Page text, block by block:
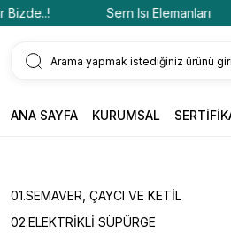
Sern Isı Elemanları
ANA SAYFA KURUMSAL
01.SEMAVER, ÇAYCI VE KETİL
02.ELEKTRİKLİ SÜPÜRGE